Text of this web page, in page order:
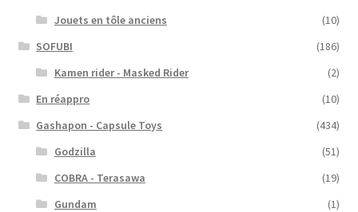
Jouets en tôle anciens
(10)
SOFUBI
(186)
Kamen rider - Masked Rider
(2)
En réappro
(10)
Gashapon - Capsule Toys
(434)
Godzilla
(51)
COBRA - Terasawa
(19)
Gundam
(1)